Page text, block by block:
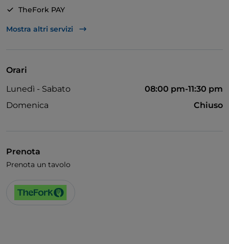
TheFork PAY
Unionpay via TheFork PAY
Mostra altri servizi
Orari
Lunedì - Sabato
08:00 pm-11:30 pm
Domenica
Chiuso
Prenota
Prenota un tavolo